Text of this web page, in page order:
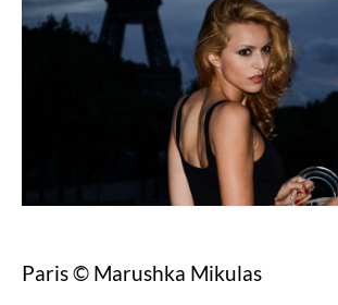
Paris © Marushka Mikulas